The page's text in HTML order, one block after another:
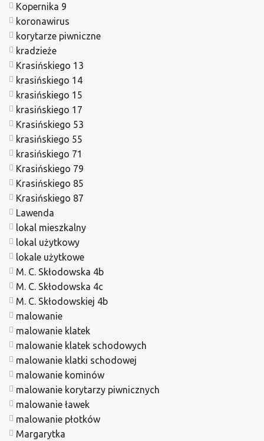
Kopernika 9
koronawirus
korytarze piwniczne
kradzieże
Krasińskiego 13
krasińskiego 14
krasińskiego 15
krasińskiego 17
Krasińskiego 53
krasińskiego 55
krasińskiego 71
Krasińskiego 79
Krasińskiego 85
Krasińskiego 87
Lawenda
lokal mieszkalny
lokal użytkowy
lokale użytkowe
M. C. Skłodowska 4b
M. C. Skłodowska 4c
M. C. Skłodowskiej 4b
malowanie
malowanie klatek
malowanie klatek schodowych
malowanie klatki schodowej
malowanie kominów
malowanie korytarzy piwnicznych
malowanie ławek
malowanie płotków
Margarytka